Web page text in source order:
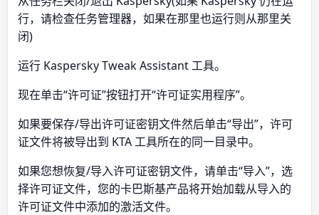
行，请检查任务管理器，如果在那里也运行则从那里关
闭)
运行 Kaspersky Tweak Assistant 工具。
现在单击“许可证”按钮打开“许可证实用程序”。
如果要保存/导出许可证密钥文件然后单击“导出”，许可
证文件将被导出到 KTA 工具所在的同一目录中。
如果您想恢复/导入许可证密钥文件，请单击“导入”，选
择许可证文件，您的卡巴斯基产品将开始加载从导入的
许可证文件中添加的激活文件。